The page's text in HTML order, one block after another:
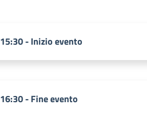
15:30 - Inizio evento
16:30 - Fine evento